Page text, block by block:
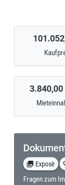
3.840,00
collections Exposè
Fragen zum